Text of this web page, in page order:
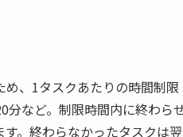
、1タスクあたりの時間制
など。制限時間内に終わら
。終わらなかったタスクは